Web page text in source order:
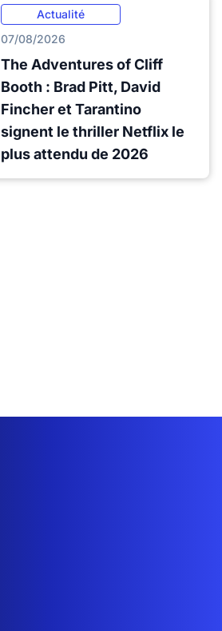
Actualité
07/08/2026
The Adventures of Cliff
Booth : Brad Pitt, David
Fincher et Tarantino
signent le thriller Netflix le
plus attendu de 2026